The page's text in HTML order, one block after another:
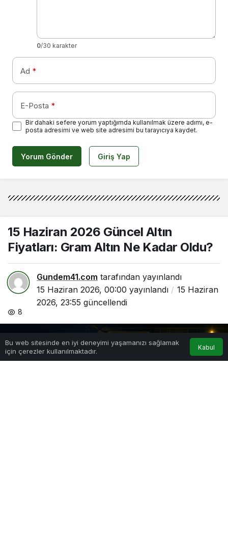
0/30 karakter
Ad *
E-Posta *
Bir dahaki sefere yorum yaptığımda kullanılmak üzere adımı, e-
posta adresimi ve web site adresimi bu tarayıcıya kaydet.
Yorum Gönder Giriş Yap
15 Haziran 2026 Güncel Altın
Fiyatları: Gram Altın Ne Kadar Oldu?
Gundem41.com tarafından yayınlandı
15 Haziran 2026, 00:00 yayınlandı
15 Haziran
2026, 23:55 güncellendi
8
Bu web sitesinde en iyi deneyimi yaşamanızı sağlamak
için çerezler kullanılmaktadır.
Kabul
Anasayfa Bildirimler
0